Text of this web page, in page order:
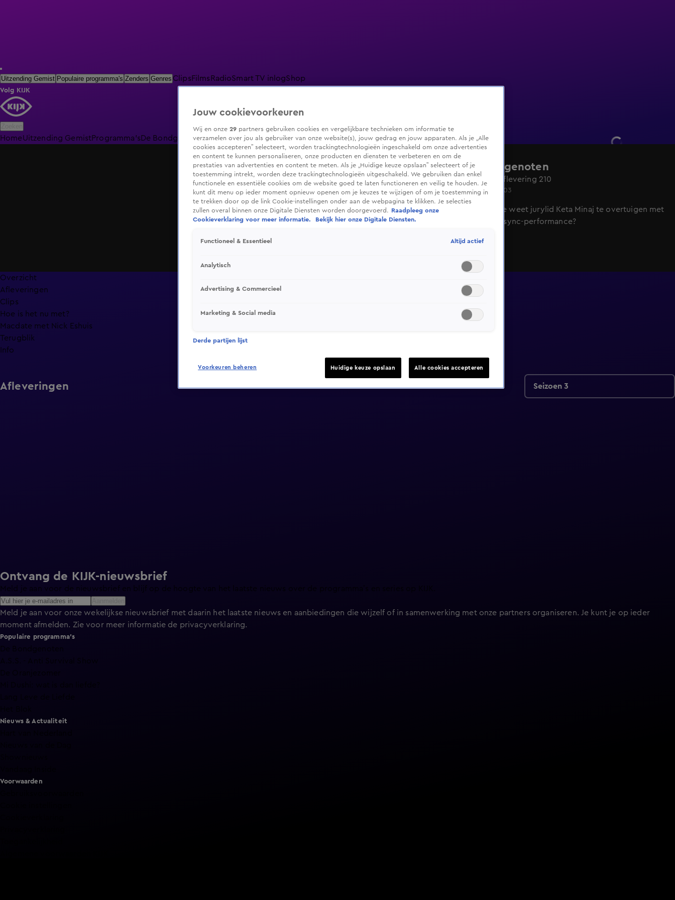
Uitzending Gemist Populaire programma's Zenders Genres ClipsFilmsRadioSmart TV inlogShop
Volg KIJK
HomeUitzending GemistProgramma's De BondgenotenDe OranjezomerLivestreamsShop
De Bondgenoten
Seizoen 3, aflevering 210
Za 27 juni, 21:03
Welk bondje weet jurylid Keta Minaj te overtuigen met
de beste lipsync-performance?
Overzicht
Afleveringen
Clips
Hoe is het nu met?
Macdate met Nick Eshuis
Terugblik
Info
Afleveringen Seizoen 3
Ontvang de KIJK-nieuwsbrief
Meld je aan voor de nieuwsbrief en blijf op de hoogte van het laatste nieuws over de programma’s en series op KIJK.
Meld je aan voor onze wekelijkse nieuwsbrief met daarin het laatste nieuws en aanbiedingen die wijzelf of in samenwerking met onze partners organiseren. Je kunt je op ieder
moment afmelden. Zie voor meer informatie de privacyverklaring.
Populaire programma's
Nieuws & Actualiteit
Voorwaarden
Jouw cookievoorkeuren
Wij en onze 29 partners gebruiken cookies en vergelijkbare technieken om informatie te
verzamelen over jou als gebruiker van onze website(s), jouw gedrag en jouw apparaten. Als je „Alle
cookies accepteren” selecteert, worden trackingtechnologieën ingeschakeld om onze advertenties
en content te kunnen personaliseren, onze producten en diensten te verbeteren en om de
prestaties van advertenties en content te meten. Als je „Huidige keuze opslaan” selecteert of je
toestemming intrekt, worden deze trackingtechnologieën uitgeschakeld. We gebruiken dan enkel
functionele en essentiële cookies om de website goed te laten functioneren en veilig te houden. Je
kunt dit menu op ieder moment opnieuw openen om je keuzes te wijzigen of om je toestemming in
te trekken door op de link Cookie-instellingen onder aan de webpagina te klikken. Je selecties
zullen overal binnen onze Digitale Diensten worden doorgevoerd.
Raadpleeg onze
Cookieverklaring voor meer informatie.
Bekijk hier onze Digitale Diensten.
Functioneel & Essentieel Altijd actief
Analytisch
Advertising & Commercieel
Marketing & Social media
Derde partijen lijst
Voorkeuren beheren Huidige keuze opslaan Alle cookies accepteren